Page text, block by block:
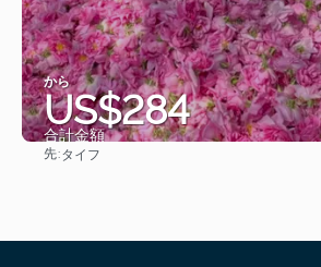
から
US$284
合計金額
先:タイフ